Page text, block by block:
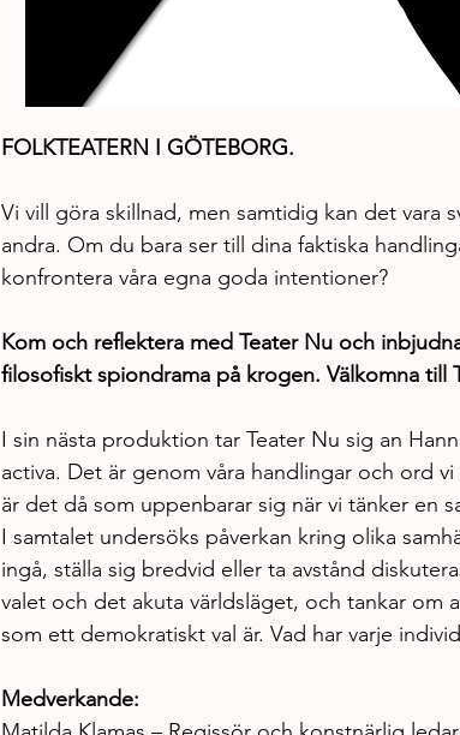
FOLKTEATERN I GÖTEBORG.
Vi vill göra skillnad, men samtidig kan det vara
andra. Om du bara ser till dina faktiska
konfrontera våra egna goda intentioner?
Kom och reflektera med Teater Nu och
filosofiskt spiondrama på krogen. Välkomna till
I sin nästa produktion tar Teater Nu sig an
activa. Det är genom våra handlingar och ord
är det då som uppenbarar sig när vi tänker en
I samtalet undersöks påverkan kring olika
ingå, ställa sig bredvid eller ta avstånd
valet och det akuta världsläget, och tankar om
som ett demokratiskt val är. Vad har varje
Medverkande: